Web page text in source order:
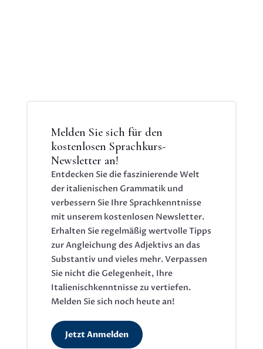
Melden Sie sich für den
kostenlosen Sprachkurs-
Newsletter an!
Entdecken Sie die faszinierende Welt
der italienischen Grammatik und
verbessern Sie Ihre Sprachkenntnisse
mit unserem kostenlosen Newsletter.
Erhalten Sie regelmäßig wertvolle Tipps
zur Angleichung des Adjektivs an das
Substantiv und vieles mehr. Verpassen
Sie nicht die Gelegenheit, Ihre
Italienischkenntnisse zu vertiefen.
Melden Sie sich noch heute an!
Jetzt Anmelden